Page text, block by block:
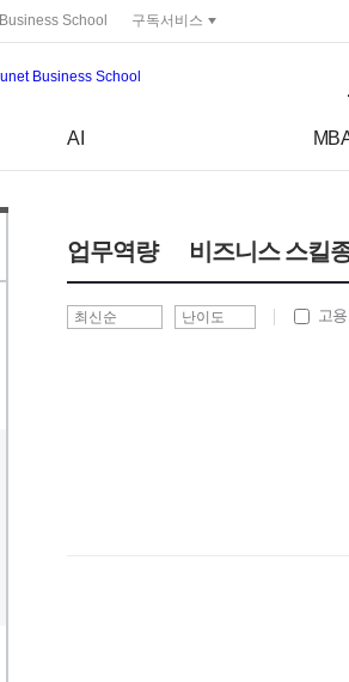
Business School 구독서비스
AI
업무역량 비즈니스 스킬
고